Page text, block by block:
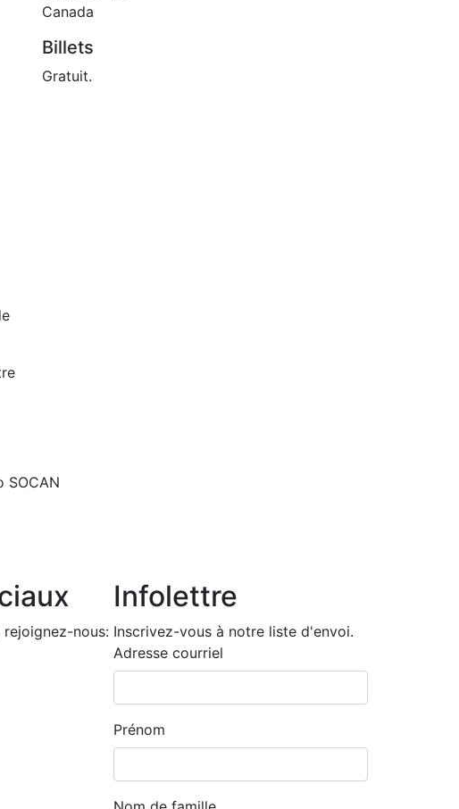
Canada
Billets
Gratuit.
nous:
Infolettre
Inscrivez-vous à notre liste d'envoi.
Adresse courriel
Prénom